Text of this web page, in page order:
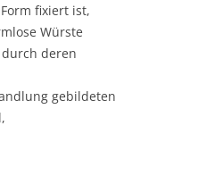
fixiert ist,
Würste
deren
gebildeten